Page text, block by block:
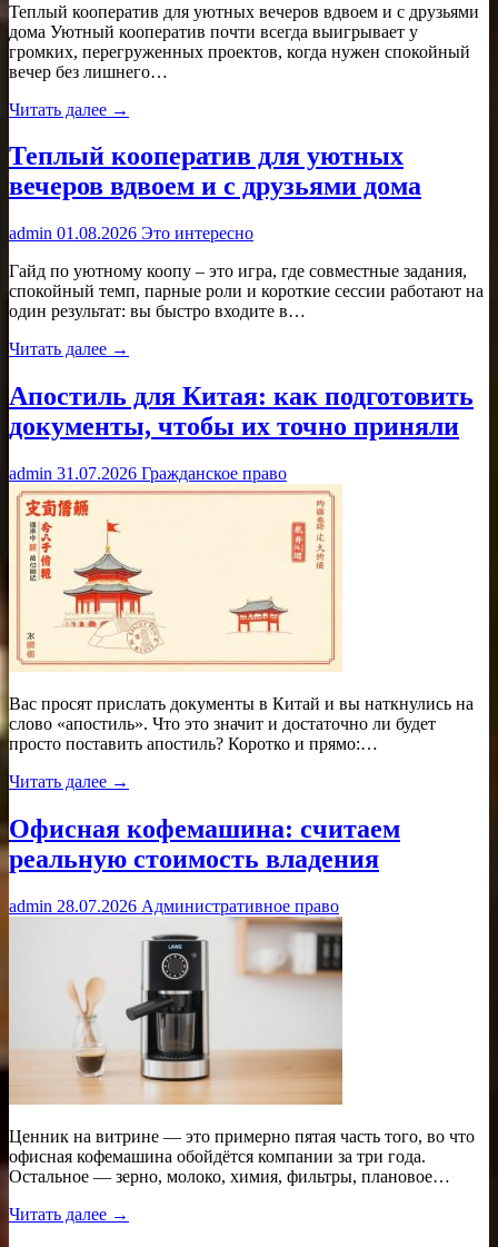
Теплый кооператив для уютных вечеров вдвоем и с друзьями
дома Уютный кооператив почти всегда выигрывает у
громких, перегруженных проектов, когда нужен спокойный
вечер без лишнего…
Читать далее →
Теплый кооператив для уютных
вечеров вдвоем и с друзьями дома
admin 01.08.2026 Это интересно
Гайд по уютному коопу – это игра, где совместные задания,
спокойный темп, парные роли и короткие сессии работают на
один результат: вы быстро входите в…
Читать далее →
Апостиль для Китая: как подготовить
документы, чтобы их точно приняли
admin 31.07.2026 Гражданское право
Вас просят прислать документы в Китай и вы наткнулись на
слово «апостиль». Что это значит и достаточно ли будет
просто поставить апостиль? Коротко и прямо:…
Читать далее →
Офисная кофемашина: считаем
реальную стоимость владения
admin 28.07.2026 Административное право
Ценник на витрине — это примерно пятая часть того, во что
офисная кофемашина обойдётся компании за три года.
Остальное — зерно, молоко, химия, фильтры, плановое…
Читать далее →